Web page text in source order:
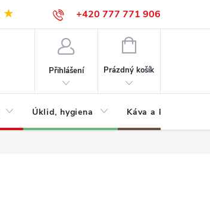
+420 777 771 906
Přihlášení
NÁKUPNÍ
Prázdný košík
Úklid, hygiena Káva a kávovary